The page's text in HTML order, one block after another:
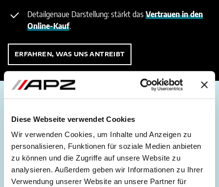
Diese Webseite verwendet Cookies
Wir verwenden Cookies, um Inhalte und Anzeigen zu
personalisieren, Funktionen für soziale Medien anbieten
zu können und die Zugriffe auf unsere Website zu
analysieren. Außerdem geben wir Informationen zu Ihrer
Verwendung unserer Website an unsere Partner für
Detailgenaue Darstellung: stärkt das Vertrauen in den
Online-Kauf.
ERFAHREN, WAS UNS ANTREIBT
Schließen Sie sich 2.000+ Unternehmen an, die gemeinsam mit
uns wachsen.